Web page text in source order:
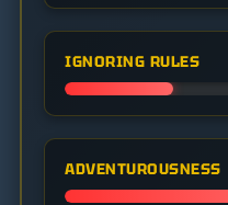
IGNORING RULES
ADVENTUROUSNESS